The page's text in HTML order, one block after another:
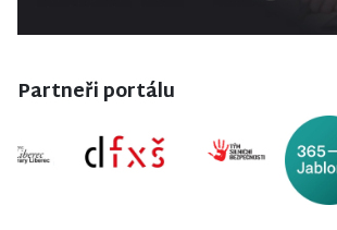
Partneři portálu